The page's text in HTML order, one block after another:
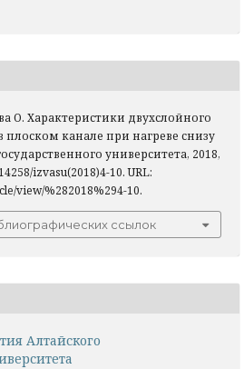
О. Характеристики двухслойного
плоском канале при нагреве снизу
университета, 2018,
izvasu(2018)4-10. URL:
view/%282018%294-10.
ссылок
Алтайского